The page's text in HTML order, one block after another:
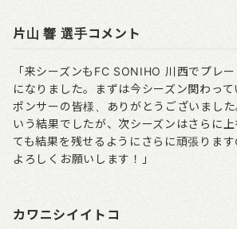
片山 響 選手コメント
「来シーズンもFC SONIHO 川西でプレ
になりました。まずは今シーズン関わっ
ポンサーの皆様、ありがとうございまし
いう結果でしたが、次シーズンはさらに
ても結果を残せるようにさらに頑張りま
よろしくお願いします！」
カワニシイイトコ